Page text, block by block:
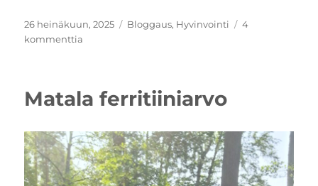
Julkaistu
26 heinäkuun, 2025 Kategoriat
Bloggaus, Hyvinvointi
4
kommenttia
is
Matala ferritiiniarvo